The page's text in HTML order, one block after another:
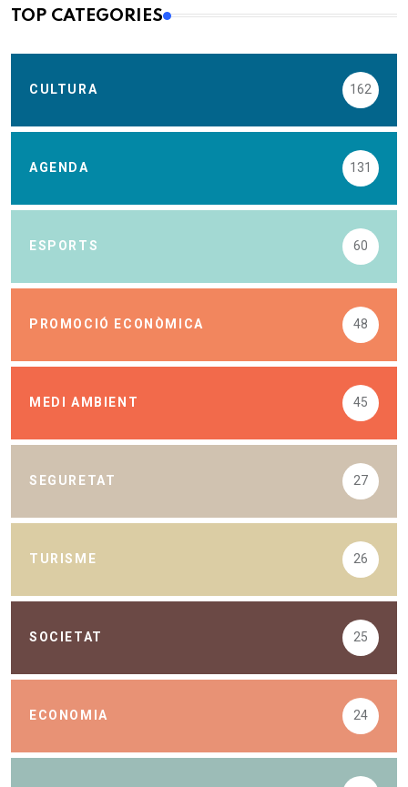
TOP CATEGORIES
CULTURA 162
AGENDA 131
ESPORTS 60
PROMOCIÓ ECONÒMICA 48
MEDI AMBIENT 45
SEGURETAT 27
TURISME 26
SOCIETAT 25
ECONOMIA 24